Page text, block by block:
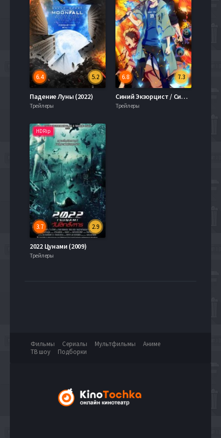
5.2
6.4
Падение Луны (2022)
Трейлеры
7.3
6.8
Синий Экзорцист / Синий экзорцист: Нечестивый король Киото (2 Сезон) (2017)
Трейлеры
HDRip
2.9
3.7
2022 Цунами (2009)
Трейлеры
Фильмы Сериалы Мультфильмы
Аниме
ТВ шоу
Подборки